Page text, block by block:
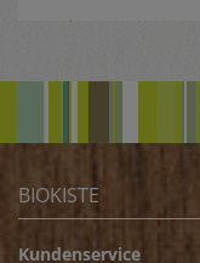
BIOKISTE
Kundenservice